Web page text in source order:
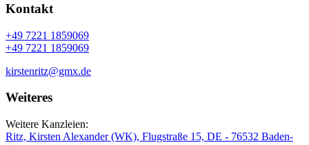
Kontakt
+49 7221 1859069
+49 7221 1859069
kirstenritz@gmx.de
Weiteres
Weitere Kanzleien:
Ritz, Kirsten Alexander (WK), Flugstraße 15, DE - 76532 Baden-